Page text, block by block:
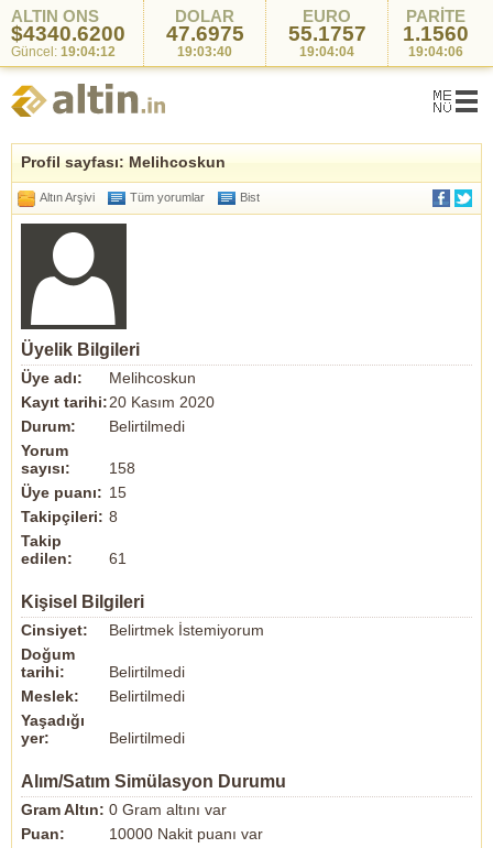
ALTIN ONS
$4340.6200
Güncel: 19:04:12
DOLAR
47.6975
19:03:40
EURO
55.1757
19:04:04
PARİTE
1.1560
19:04:06
Profil sayfası: Melihcoskun
Altın Arşivi Tüm yorumlar Bist
Üyelik Bilgileri
Üye adı:
Melihcoskun
Kayıt tarihi:20 Kasım 2020
Durum:
Belirtilmedi
Yorum
sayısı:
158
Üye puanı: 15
Takipçileri: 8
Takip
edilen:
61
Kişisel Bilgileri
Cinsiyet:
Belirtmek İstemiyorum
Doğum
tarihi:
Belirtilmedi
Meslek:
Belirtilmedi
Yaşadığı
yer:
Belirtilmedi
Alım/Satım Simülasyon Durumu
Gram Altın: 0 Gram altını var
Puan:
10000 Nakit puanı var